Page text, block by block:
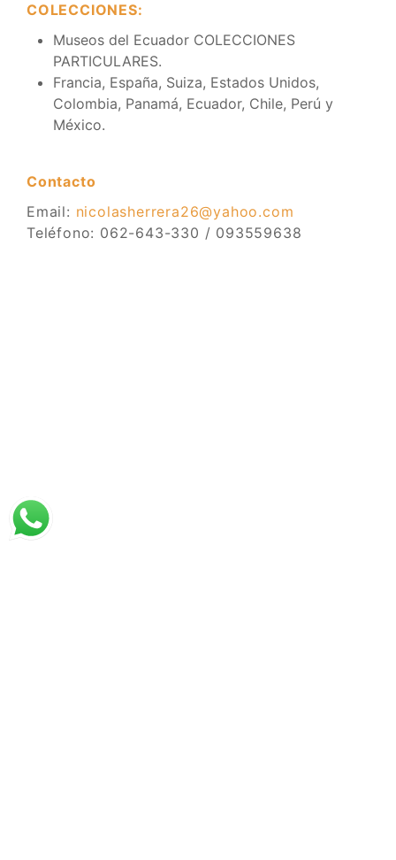
COLECCIONES:
Museos del Ecuador COLECCIONES
PARTICULARES.
Francia, España, Suiza, Estados Unidos,
Colombia, Panamá, Ecuador, Chile, Perú y
México.
Contacto
Email: nicolasherrera26@yahoo.com
Teléfono: 062-643-330 / 093559638